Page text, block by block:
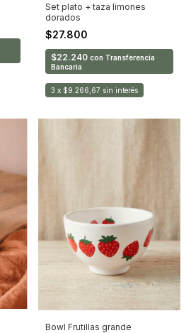
Set plato + taza limones
dorados
$27.800
$22.240 con Transferencia
Bancaria
3 x $9.266,67 sin interés
Bowl Frutillas grande